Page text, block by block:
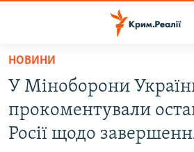
Перейти
основного
матеріалу
Перейти
до
ВІДЕО ТА ФОТО
НОВИНИ
У Міноборони
прокоментували
Росії щодо